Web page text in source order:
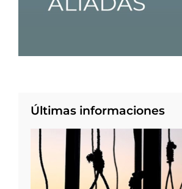
Últimas informaciones